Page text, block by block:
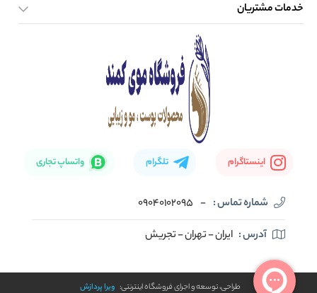
صفحه اصلی
خدمات مشتریان
اینستاگرام تلگرام واتساپ تجاری
شماره تماس : -
09040102095
آدرس : ایران - تهران - تجریش
طراحی، توسعه و اجرای فروشگاه اینترنتی: ویرا پردازش